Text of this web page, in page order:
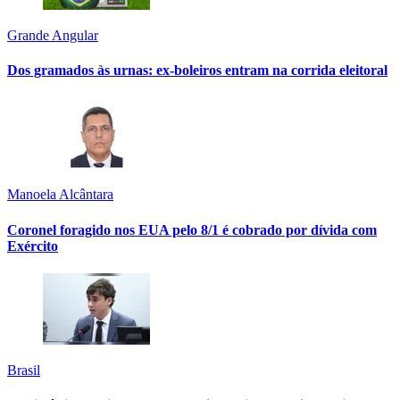
Grande Angular
Dos gramados às urnas: ex-boleiros entram na corrida eleitoral
Manoela Alcântara
Coronel foragido nos EUA pelo 8/1 é cobrado por dívida com
Exército
Brasil